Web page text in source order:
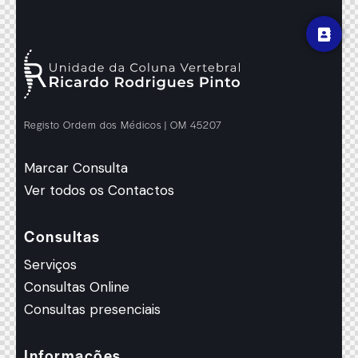
Registo Ordem dos Médicos | OM 45207
Marcar Consulta
Ver todos os Contactos
Consultas
Serviços
Consultas Online
Consultas presenciais